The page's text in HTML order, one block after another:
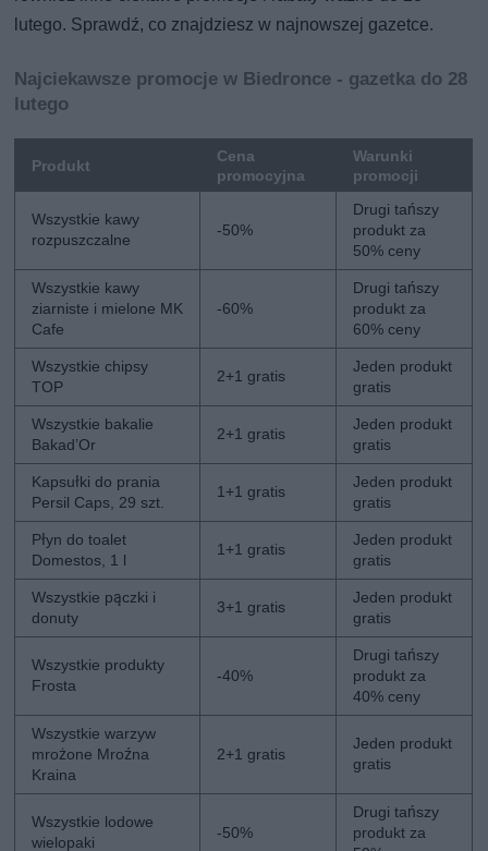
lutego. Sprawdź, co znajdziesz w najnowszej gazetce.
Najciekawsze promocje w Biedronce - gazetka do 28
lutego
Produkt
Cena
promocyjna
Warunki
promocji
Wszystkie kawy
rozpuszczalne
-50%
Drugi tańszy
produkt za
50% ceny
Wszystkie kawy
ziarniste i mielone MK
Cafe
-60%
Drugi tańszy
produkt za
60% ceny
Wszystkie chipsy
TOP
2+1 gratis
Jeden produkt
gratis
Wszystkie bakalie
Bakad’Or
2+1 gratis
Jeden produkt
gratis
Kapsułki do prania
Persil Caps, 29 szt.
1+1 gratis
Jeden produkt
gratis
Płyn do toalet
Domestos, 1 l
1+1 gratis
Jeden produkt
gratis
Wszystkie pączki i
donuty
3+1 gratis
Jeden produkt
gratis
Wszystkie produkty
Frosta
-40%
Drugi tańszy
produkt za
40% ceny
Wszystkie warzyw
mrożone Mroźna
Kraina
2+1 gratis
Jeden produkt
gratis
Wszystkie lodowe
wielopaki
-50%
Drugi tańszy
produkt za